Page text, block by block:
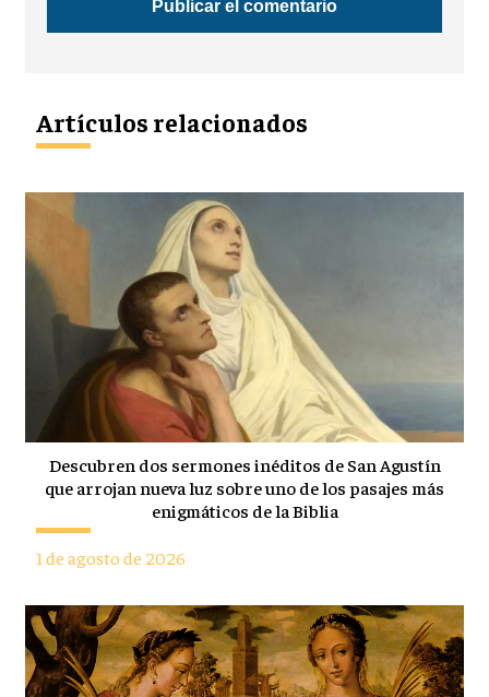
Artículos relacionados
Descubren dos sermones inéditos de San Agustín
que arrojan nueva luz sobre uno de los pasajes más
enigmáticos de la Biblia
1 de agosto de 2026